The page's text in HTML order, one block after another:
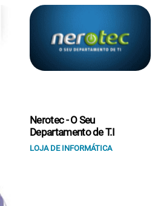
Nerotec - O Seu
Departamento de T.I
LOJA DE INFORMÁTICA